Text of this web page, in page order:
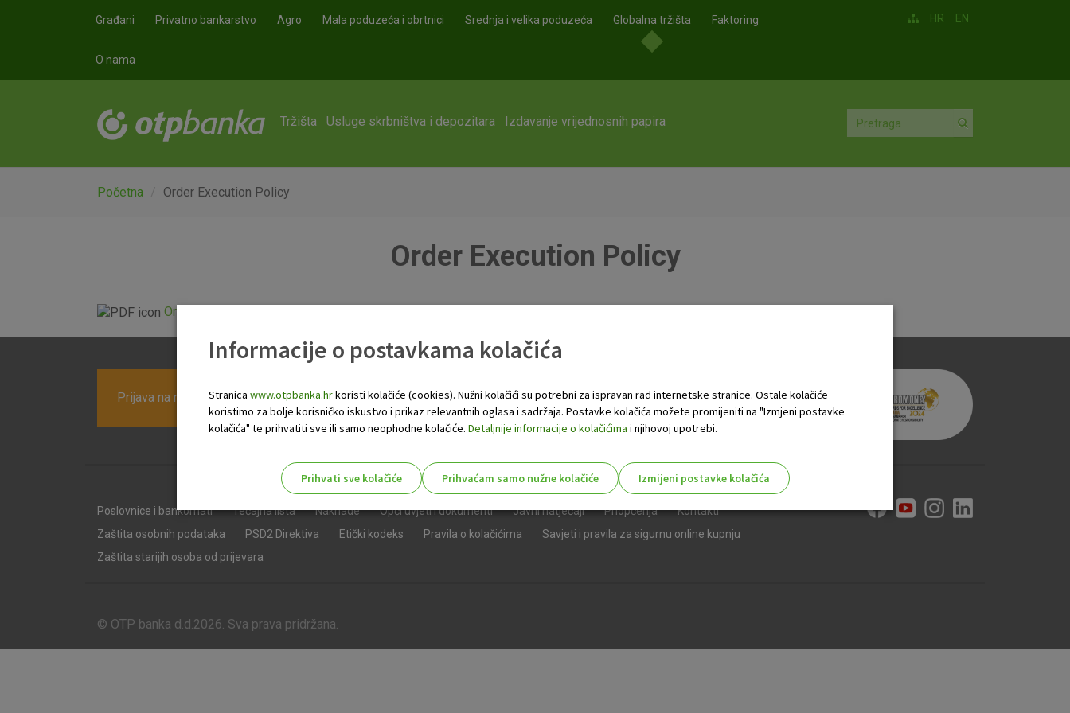
Građani Privatno bankarstvo Agro Mala poduzeća i obrtnici Srednja i velika poduzeća Globalna tržišta Faktoring
O nama
HR EN
Tržišta Usluge skrbništva i depozitara Izdavanje vrijednosnih papira
Početna Order Execution Policy
Order Execution Policy
Order Execution Policy (valid from 22.03.2021.).pdf
Prijava na newsletter OTP banke
Poslovnice i bankomati Tečajna lista Naknade Opći uvjeti i dokumenti Javni natječaji Priopćenja
Kontakti
Zaštita osobnih podataka
PSD2 Direktiva Etički kodeks Pravila o kolačićima
Savjeti i pravila za sigurnu online kupnju
Zaštita starijih osoba od prijevara
© OTP banka d.d.2026. Sva prava pridržana.
Informacije o postavkama kolačića
Stranica www.otpbanka.hrkoristi kolačiće (cookies). Nužni kolačići su potrebni za ispravan rad internetske stranice. Ostale kolačiće
koristimo za bolje korisničko iskustvo i prikaz relevantnih oglasa i sadržaja. Postavke kolačića možete promijeniti na "Izmjeni postavke
kolačića" te prihvatiti sve ili samo neophodne kolačiće. Detaljnije informacije o kolačićima i njihovoj upotrebi.
Prihvati sve kolačiće Prihvaćam samo nužne kolačiće
Izmijeni postavke kolačića